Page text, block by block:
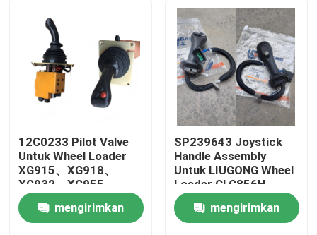
Rumah
12C0233 Pilot Valve
Untuk Wheel Loader
XG915、XG918、
XG932、XG955、
XG962、XG982 suku
cadangmengirimkan
SP239643 Joystick
Handle Assembly
Untuk LIUGONG Wheel
Loader CLG856H
Excavator CLG920D、
CLG922D、CLG925D
CLG933E、CLG936D、
mengirimkan